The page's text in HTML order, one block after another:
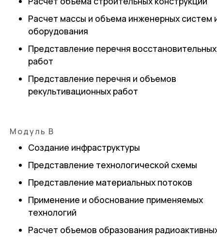
Расчет массы и объема инженерных систем
оборудования
Представление перечня восстановительных
работ
Представление перечня и объемов
рекультивационных работ
Модуль B
Создание инфраструктуры
Представление технологической схемы
Представление материальных потоков
Применение и обоснование применяемых
технологий
Расчет объемов образования